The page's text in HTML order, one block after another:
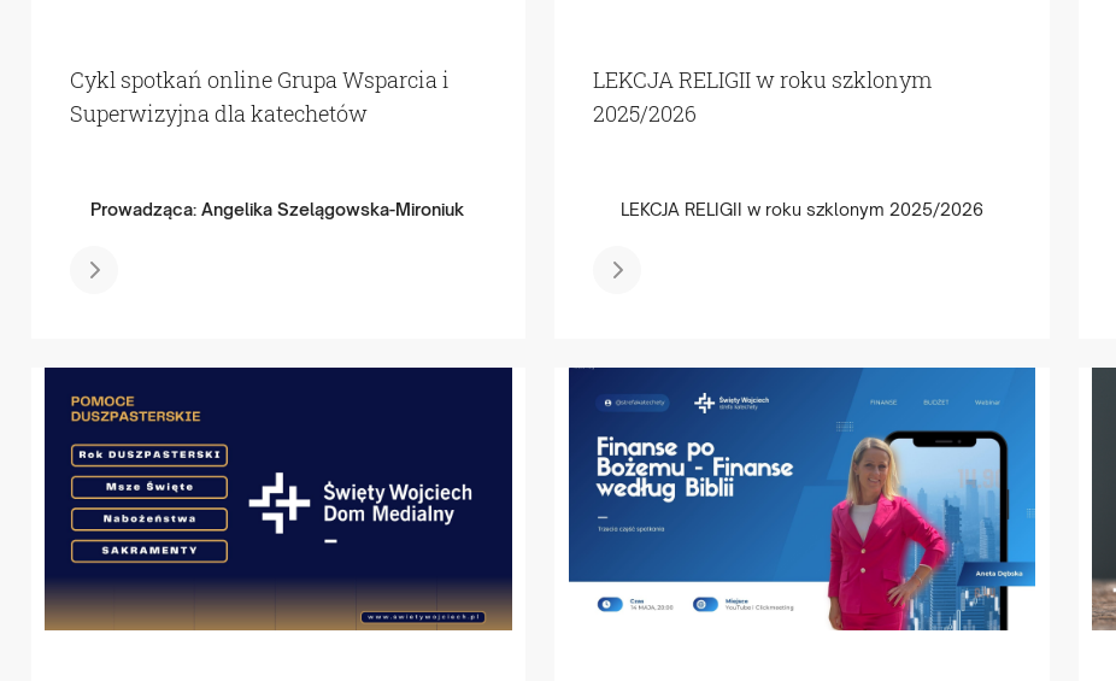
Cykl spotkań online Grupa Wsparcia i
Superwizyjna dla katechetów
Prowadząca: Angelika Szelągowska-Mironiuk
LEKCJA RELIGII w roku szklonym
2025/2026
LEKCJA RELIGII w roku szklonym 2025/2026